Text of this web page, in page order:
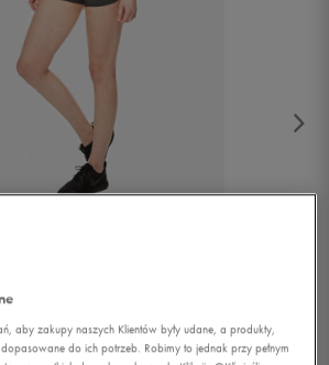
aby zakupy naszych Klientów były udane, a produkty,
do ich potrzeb. Robimy to jednak przy pełnym